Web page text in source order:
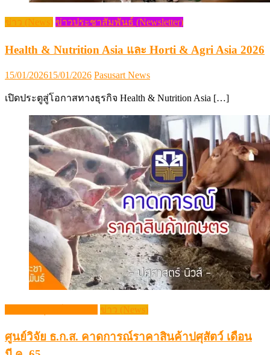
ข่าว (News) ข่าวประชาสัมพันธ์ (Newsletter)
Health & Nutrition Asia และ Horti & Agri Asia 2026
Posted
15/01/202615/01/2026 Author
Pasusart News
เปิดประตูสู่โอกาสทางธุรกิจ Health & Nutrition Asia […]
ข่าว (News)
ศูนย์วิจัย ธ.ก.ส. คาดการณ์ราคาสินค้าปศุสัตว์ เดือน